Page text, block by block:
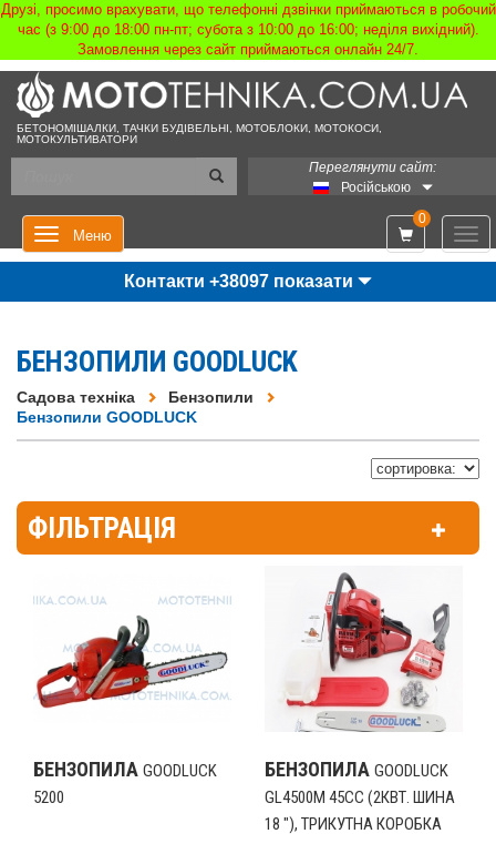
Друзі, просимо врахувати, що телефонні дзвінки приймаються в робочий
час (з 9:00 до 18:00 пн-пт; субота з 10:00 до 16:00; неділя вихідний).
Замовлення через сайт приймаються онлайн 24/7.
БЕТОНОМІШАЛКИ, ТАЧКИ БУДІВЕЛЬНІ, МОТОБЛОКИ, МОТОКОСИ,
МОТОКУЛЬТИВАТОРИ
Переглянути сайт:
Російською
Меню
0
Контакти +38097 показати
БЕНЗОПИЛИ GOODLUCK
Садова техніка
Бензопили
Бензопили GOODLUCK
ФІЛЬТРАЦІЯ
БЕНЗОПИЛА GOODLUCK
5200
БЕНЗОПИЛА GOODLUCK
GL4500M 45CC (2КВТ. ШИНА
18 "), ТРИКУТНА КОРОБКА